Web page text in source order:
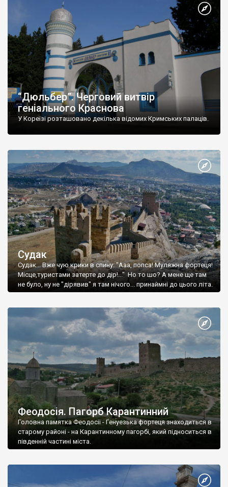
“Дюльбер”. Черговий витвір
геніального Краснова
У Кореїзі розташовано декілька відомих Кримських палаців.
Судак
Судак... Вже чую крики в спину: "Ааа, попса! Муляжна фортеця!
Місце,туристами затерте до дір!..." Но то шо? А мене ще там
не було, ну не "дірявив" я там нічого... принаймні до цього літа.
Феодосія. Пагорб Карантинний
Головна памятка Феодосії - Генуезька фортеця знаходиться в
старому районі - на Карантинному пагорбі, який підноситься в
південній частині міста.